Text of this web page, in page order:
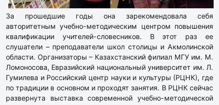
За прошедшие годы она зарекомендовала себя
авторитетным учебно-методическим центром повышения
квалификации учителей-словесников. В этот раз ее
слушатели – преподаватели школ столицы и Акмолинской
области. Организаторы – Казахстанский филиал МГУ им. М.
Ломоносова, Евразийский национальный университет им. Л.
Гумилева и Российский центр науки и культуры (РЦНК), где
по традиции в основном и проходят занятия. В РЦНК сейчас
развернута выставка современной учебно-методической